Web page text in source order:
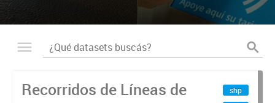
Recorridos de Líneas de
shp